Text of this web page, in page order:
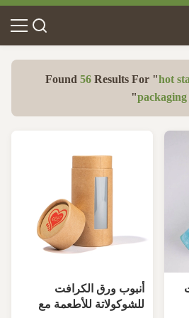
Found 56Results For "hot
packaging
"
أنبوب ورق الكرافت
للشوكولاتة للأطعمة مع